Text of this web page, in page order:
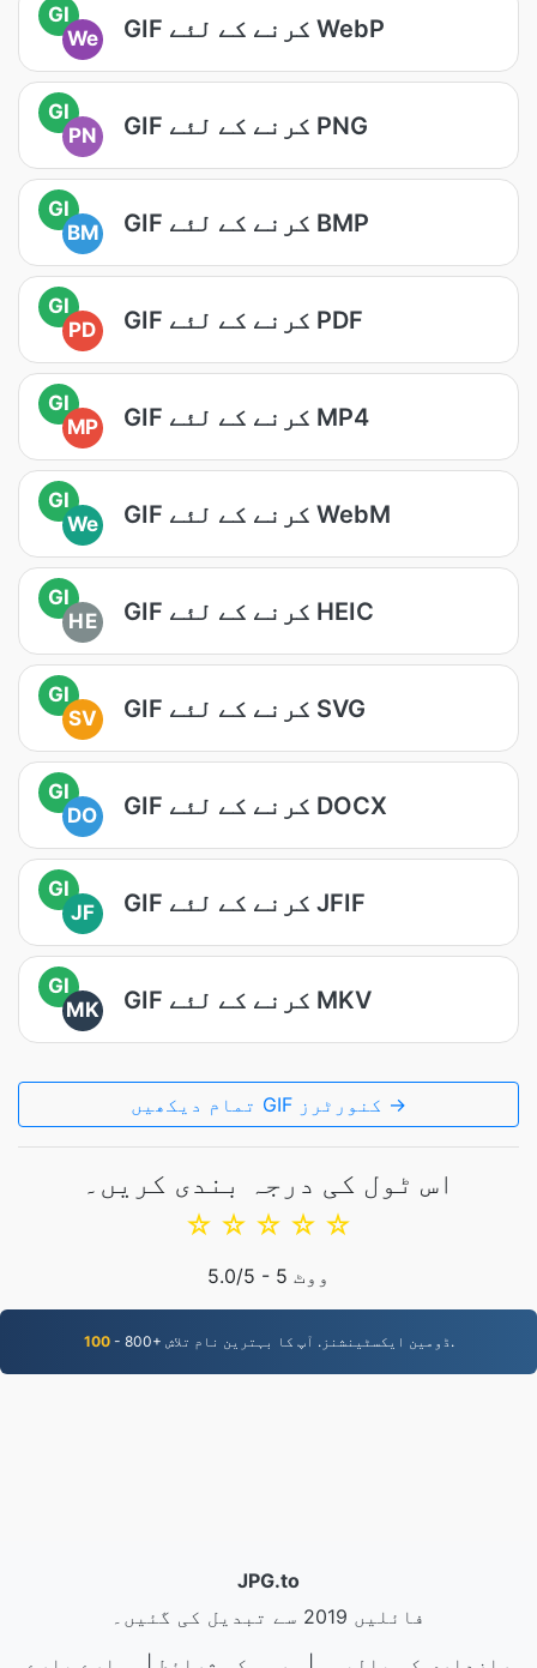
GI
We
GIF کرنے کے لئے WebP
GI
PN
GIF کرنے کے لئے PNG
GI
BM
GIF کرنے کے لئے BMP
GI
PD
GIF کرنے کے لئے PDF
GI
MP
GIF کرنے کے لئے MP4
GI
We
GIF کرنے کے لئے WebM
GI
HE
GIF کرنے کے لئے HEIC
GI
SV
GIF کرنے کے لئے SVG
GI
DO
GIF کرنے کے لئے DOCX
GI
JF
GIF کرنے کے لئے JFIF
GI
MK
GIF کرنے کے لئے MKV
تمام دیکھیں GIF کنورٹرز →
اس ٹول کی درجہ بندی کریں۔
☆
☆
☆
☆
☆
5.0/5 - 5 ووٹ
100 - 800+ ڈومین ایکسٹینشنز. آپ کا بہترین نام تلاش.
JPG.to
فائلیں 2019 سے تبدیل کی گئیں۔